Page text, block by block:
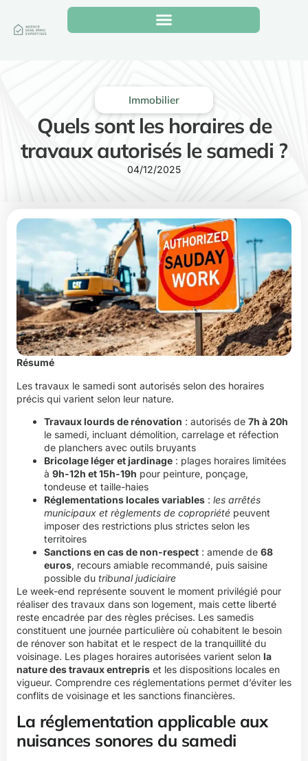
Immobilier
Quels sont les horaires de
travaux autorisés le samedi ?
04/12/2025
Résumé
Les travaux le samedi sont autorisés selon des horaires
précis qui varient selon leur nature.
Travaux lourds de rénovation : autorisés de 7h à 20h
le samedi, incluant démolition, carrelage et réfection
de planchers avec outils bruyants
Bricolage léger et jardinage : plages horaires limitées
à 9h-12h et 15h-19h pour peinture, ponçage,
tondeuse et taille-haies
Réglementations locales variables : les arrêtés
municipaux et règlements de copropriété peuvent
imposer des restrictions plus strictes selon les
territoires
Sanctions en cas de non-respect : amende de 68
euros, recours amiable recommandé, puis saisine
possible du tribunal judiciaire
Le week-end représente souvent le moment privilégié pour
réaliser des travaux dans son logement, mais cette liberté
reste encadrée par des règles précises. Les samedis
constituent une journée particulière où cohabitent le besoin
de rénover son habitat et le respect de la tranquillité du
voisinage. Les plages horaires autorisées varient selon la
nature des travaux entrepris et les dispositions locales en
vigueur. Comprendre ces réglementations permet d’éviter les
conflits de voisinage et les sanctions financières.
La réglementation applicable aux
nuisances sonores du samedi